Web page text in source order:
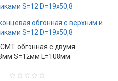
обгонная с двумя
S=12мм L=108мм